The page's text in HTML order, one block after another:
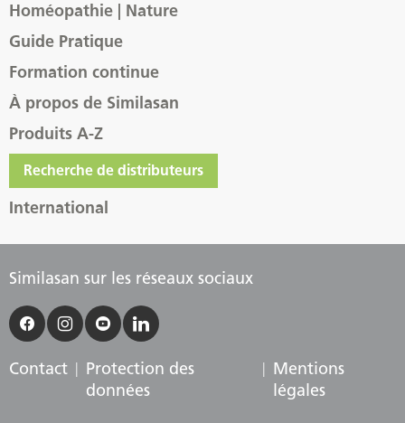
Homéopathie | Nature
Guide Pratique
Formation continue
À propos de Similasan
Produits A-Z
Recherche de distributeurs
International
Similasan sur les réseaux sociaux
Contact
Protection des
données
Mentions
légales